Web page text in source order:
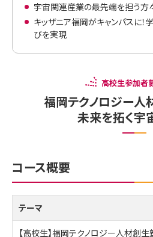
宇宙関連産業の最先端を担う方
キッザニア福岡がキャンパスに！
びを実現
高校生参加者
福岡テクノロジー
未来を拓く宇
コース概要
テーマ
【高校生】福岡テクノロジー人材創